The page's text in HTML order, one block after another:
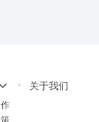
关于我们